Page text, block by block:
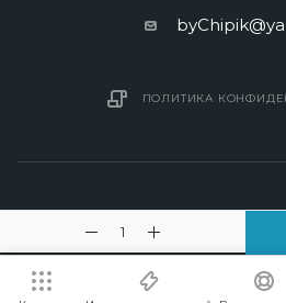
ПОЛИТИКА
2016 - 2026 ©